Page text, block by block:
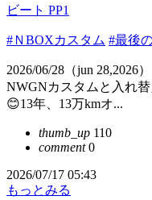
ビート PP1
#ＮBOXカスタム #最後
2026/06/28（jun 28,2026
NWGNカスタムと入れ
😊13年、13万kmオ...
thumb_up 110
comment0
2026/07/17 05:43
もっとみる